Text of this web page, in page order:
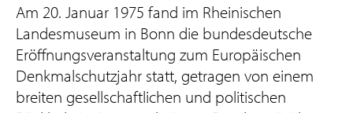
Am 20. Januar 1975 fand im Rheinischen
Landesmuseum in Bonn die bundesdeutsche
Eröffnungsveranstaltung zum Europäischen
Denkmalschutzjahr statt, getragen von einem
breiten gesellschaftlichen und politischen